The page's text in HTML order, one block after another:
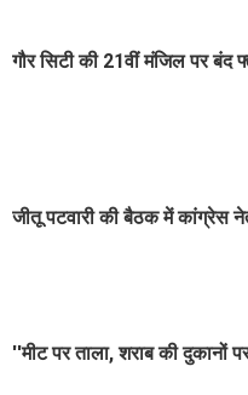
गौर सिटी की 21वीं मंजिल पर
जीतू पटवारी की बैठक में कांग्रेस
''मीट पर ताला, शराब की दुकानों